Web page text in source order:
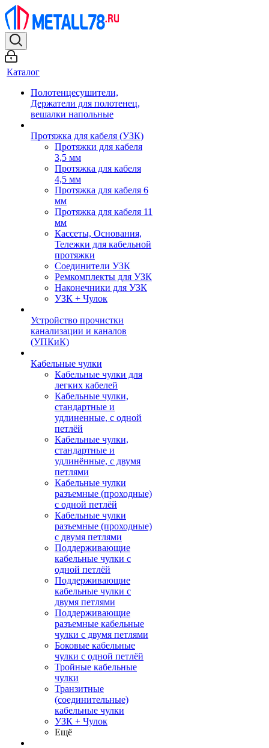
Каталог
Полотенцесушители,
Держатели для полотенец,
вешалки напольные
Протяжка для кабеля (УЗК)
Протяжки для кабеля
3,5 мм
Протяжка для кабеля
4,5 мм
Протяжка для кабеля 6
мм
Протяжка для кабеля 11
мм
Кассеты, Основания,
Тележки для кабельной
протяжки
Соединители УЗК
Ремкомплекты для УЗК
Наконечники для УЗК
УЗК + Чулок
Устройство прочистки
канализации и каналов
(УПКиК)
Кабельные чулки
Кабельные чулки для
легких кабелей
Кабельные чулки,
стандартные и
удлиненные, с одной
петлёй
Кабельные чулки,
стандартные и
удлинённые, с двумя
петлями
Кабельные чулки
разъемные (проходные)
с одной петлёй
Кабельные чулки
разъемные (проходные)
с двумя петлями
Поддерживающие
кабельные чулки с
одной петлёй
Поддерживающие
кабельные чулки с
двумя петлями
Поддерживающие
разъемные кабельные
чулки с двумя петлями
Боковые кабельные
чулки с одной петлёй
Тройные кабельные
чулки
Транзитные
(соединительные)
кабельные чулки
УЗК + Чулок
Ещё